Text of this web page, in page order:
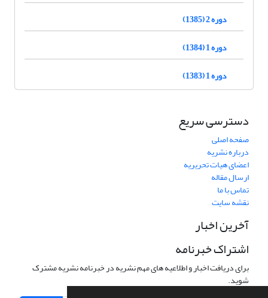
دوره 2 (1385)
دوره 1 (1384)
دوره 1 (1383)
دسترسی سریع
صفحه اصلی
درباره نشریه
اعضای هیات تحریریه
ارسال مقاله
تماس با ما
نقشه سایت
آخرین اخبار
اشتراک خبرنامه
برای دریافت اخبار و اطلاعیه های مهم نشریه در خبرنامه نشریه مشترک
شوید.